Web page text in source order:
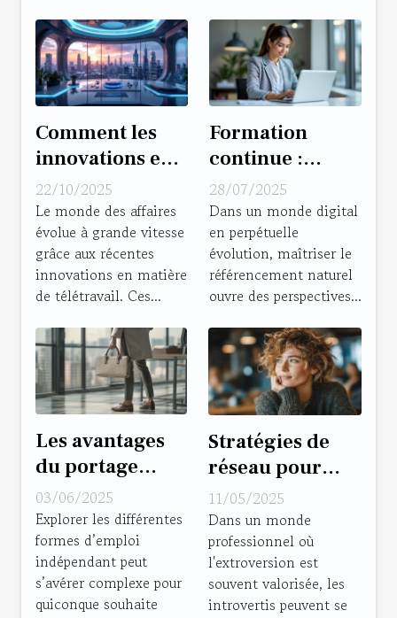
Comment les
innovations en
télétravail
transforment le
secteur des
affaires ?
22/10/2025
Le monde des affaires
évolue à grande vitesse
grâce aux récentes
innovations en matière
de télétravail. Ces...
Formation
continue :
intégrer la
meilleure
formation SEO à
votre parcours
professionnel
28/07/2025
Dans un monde digital
en perpétuelle
évolution, maîtriser le
référencement naturel
ouvre des perspectives...
Les avantages
du portage
salarial par
rapport à
d'autres statuts
juridiques
03/06/2025
Explorer les différentes
formes d’emploi
indépendant peut
s’avérer complexe pour
quiconque souhaite
Stratégies de
réseau pour
introvertis
comment bâtir
des connexions
professionnelles
solides
11/05/2025
Dans un monde
professionnel où
l'extroversion est
souvent valorisée, les
introvertis peuvent se